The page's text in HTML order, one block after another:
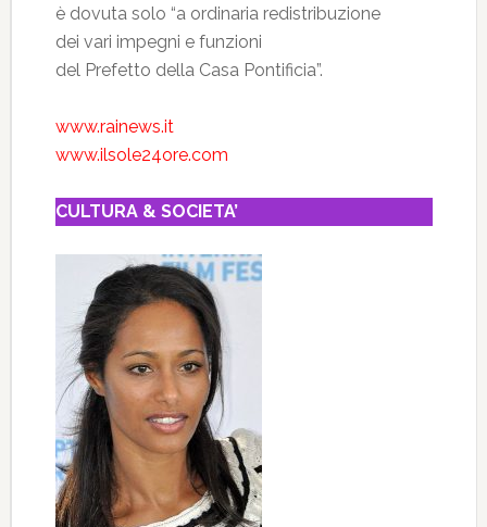
è dovuta solo “a ordinaria redistribuzione
dei vari impegni e funzioni
del Prefetto della Casa Pontificia”.
www.rainews.it
www.ilsole24ore.com
CULTURA & SOCIETA’